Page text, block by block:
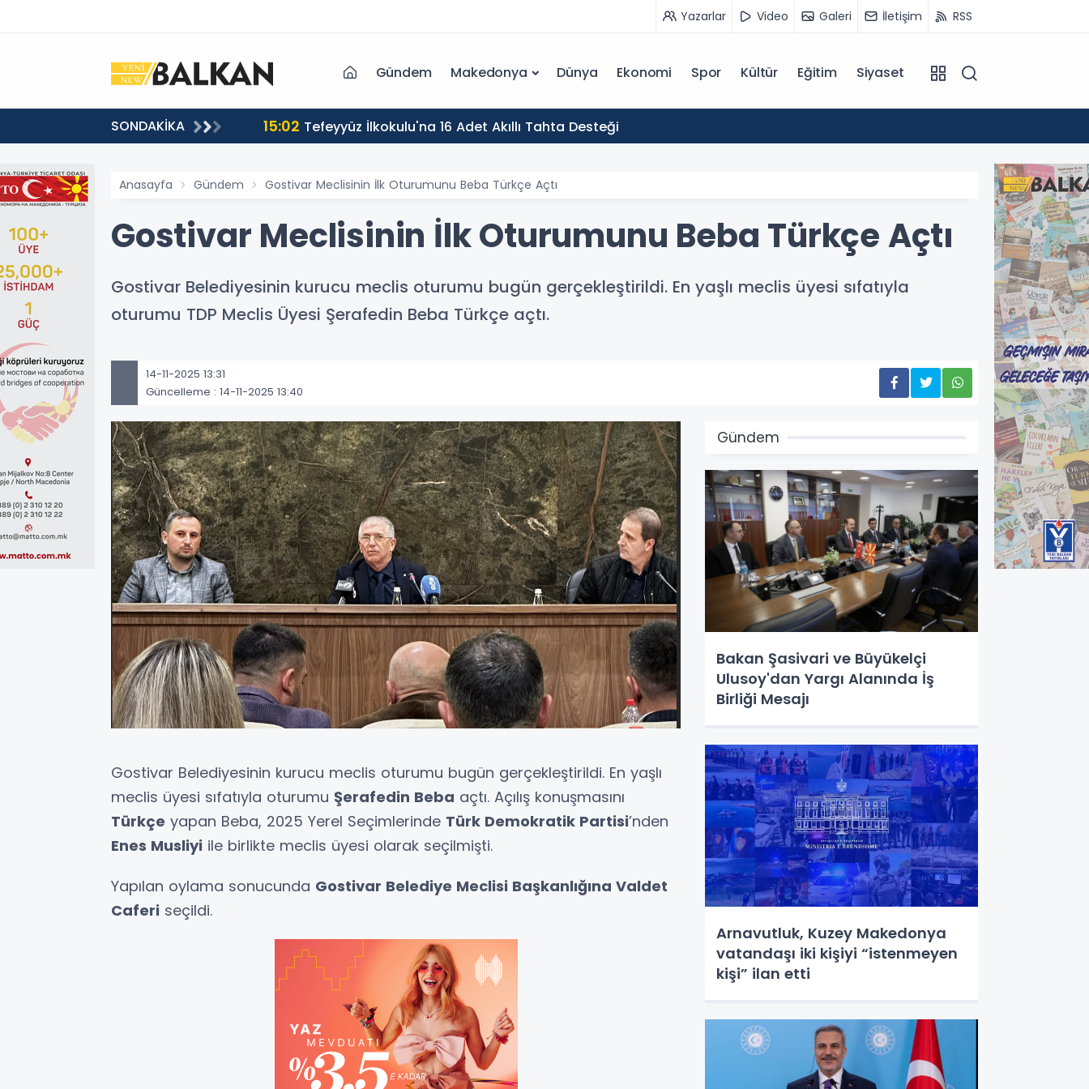
Yazarlar Video Galeri İletişim RSS
Gündem Makedonya Dünya Ekonomi Spor Kültür Eğitim Siyaset
SONDAKİKA 15:02 Tefeyyüz İlkokulu'na 16 Adet Akıllı Tahta Desteği
Anasayfa Gündem Gostivar Meclisinin İlk Oturumunu Beba Türkçe Açtı
Gostivar Meclisinin İlk Oturumunu Beba Türkçe Açtı
Gostivar Belediyesinin kurucu meclis oturumu bugün gerçekleştirildi. En yaşlı meclis üyesi sıfatıyla
oturumu TDP Meclis Üyesi Şerafedin Beba Türkçe açtı.
14-11-2025 13:31
Güncelleme : 14-11-2025 13:40
Gostivar Belediyesinin kurucu meclis oturumu bugün gerçekleştirildi. En yaşlı
meclis üyesi sıfatıyla oturumu Şerafedin Beba açtı. Açılış konuşmasını
Türkçe yapan Beba, 2025 Yerel Seçimlerinde Türk Demokratik Partisi’nden
Enes Musliyi ile birlikte meclis üyesi olarak seçilmişti.
Yapılan oylama sonucunda Gostivar Belediye Meclisi Başkanlığına Valdet
Caferi seçildi.
Gündem
Bakan Şasivari ve Büyükelçi
Ulusoy'dan Yargı Alanında İş
Birliği Mesajı
Arnavutluk, Kuzey Makedonya
vatandaşı iki kişiyi “istenmeyen
kişi” ilan etti